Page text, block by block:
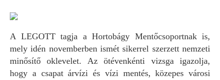
A LEGOTT tagja a Hortobágy Mentőcsoportnak is,
mely idén novemberben ismét sikerrel szerzett nemzeti
minősítő oklevelet. Az ötévenkénti vizsga igazolja,
hogy a csapat árvízi és vízi mentés, közepes városi